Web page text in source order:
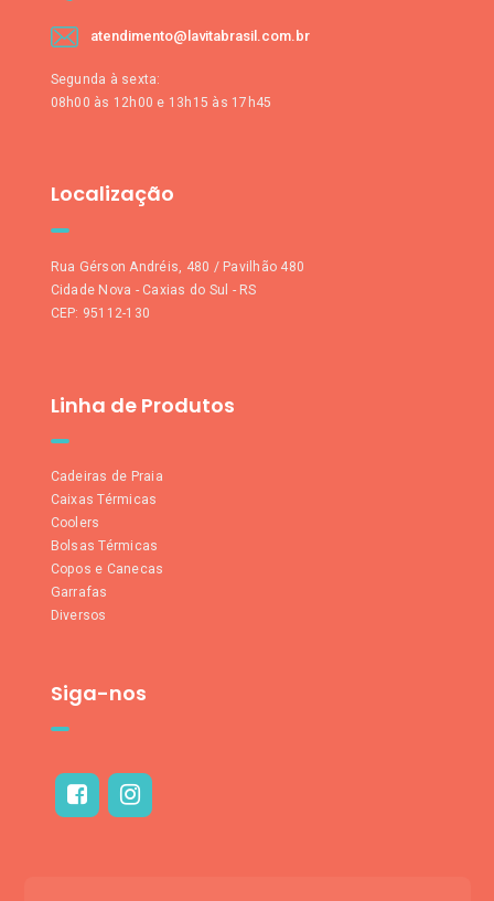
atendimento@lavitabrasil.com.br
Segunda à sexta:
08h00 às 12h00 e 13h15 às 17h45
Localização
Rua Gérson Andréis, 480 / Pavilhão 480
Cidade Nova - Caxias do Sul - RS
CEP: 95112-130
Linha de Produtos
Cadeiras de Praia
Caixas Térmicas
Coolers
Bolsas Térmicas
Copos e Canecas
Garrafas
Diversos
Siga-nos